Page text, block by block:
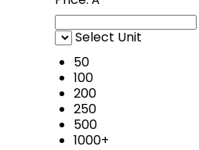
Select Unit
50
100
200
250
500
1000+